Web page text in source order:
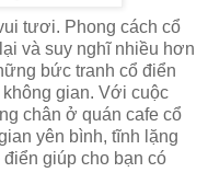
tươi. Phong cách cổ
và suy nghĩ nhiều hơn
bức tranh cổ điển
gian. Với cuộc
chân ở quán cafe cổ
yên bình, tĩnh lặng
giúp cho bạn có